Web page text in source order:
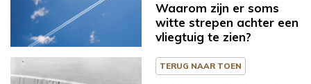
Waarom zijn er soms
witte strepen achter een
vliegtuig te zien?
TERUG NAAR TOEN